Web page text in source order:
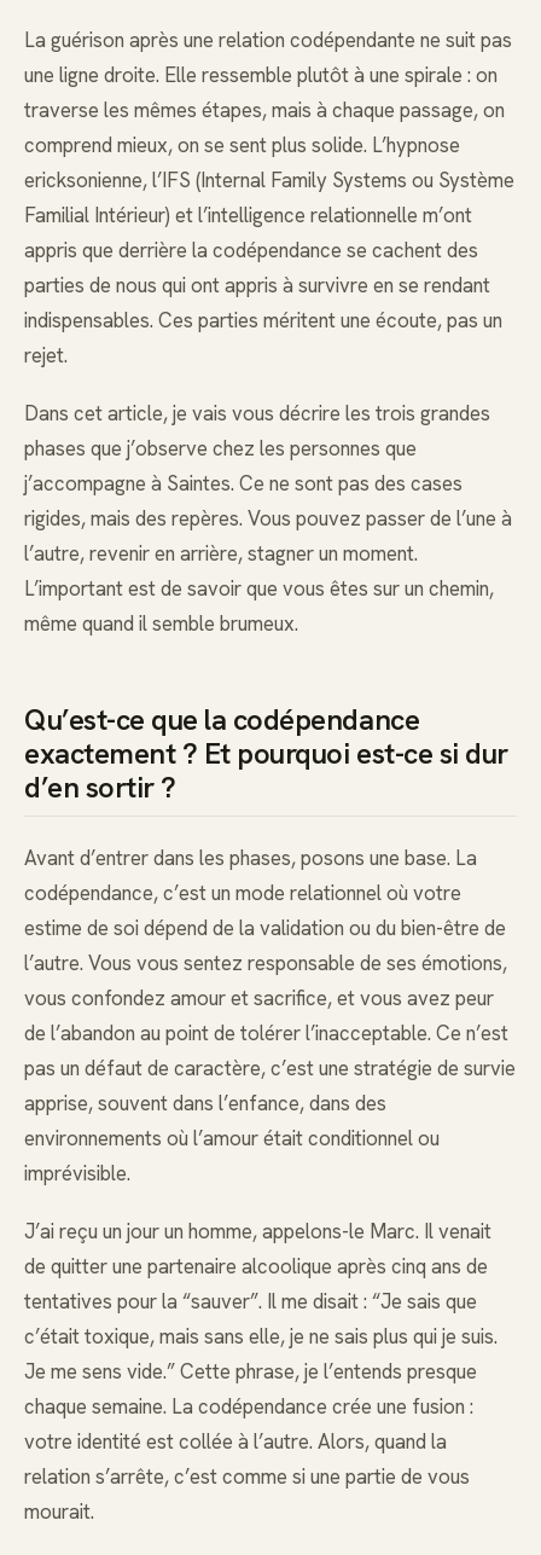
La guérison après une relation codépendante ne suit pas
une ligne droite. Elle ressemble plutôt à une spirale : on
traverse les mêmes étapes, mais à chaque passage, on
comprend mieux, on se sent plus solide. L’hypnose
ericksonienne, l’IFS (Internal Family Systems ou Système
Familial Intérieur) et l’intelligence relationnelle m’ont
appris que derrière la codépendance se cachent des
parties de nous qui ont appris à survivre en se rendant
indispensables. Ces parties méritent une écoute, pas un
rejet.
Dans cet article, je vais vous décrire les trois grandes
phases que j’observe chez les personnes que
j’accompagne à Saintes. Ce ne sont pas des cases
rigides, mais des repères. Vous pouvez passer de l’une à
l’autre, revenir en arrière, stagner un moment.
L’important est de savoir que vous êtes sur un chemin,
même quand il semble brumeux.
Qu’est-ce que la codépendance
exactement ? Et pourquoi est-ce si dur
d’en sortir ?
Avant d’entrer dans les phases, posons une base. La
codépendance, c’est un mode relationnel où votre
estime de soi dépend de la validation ou du bien-être de
l’autre. Vous vous sentez responsable de ses émotions,
vous confondez amour et sacrifice, et vous avez peur
de l’abandon au point de tolérer l’inacceptable. Ce n’est
pas un défaut de caractère, c’est une stratégie de survie
apprise, souvent dans l’enfance, dans des
environnements où l’amour était conditionnel ou
imprévisible.
J’ai reçu un jour un homme, appelons-le Marc. Il venait
de quitter une partenaire alcoolique après cinq ans de
tentatives pour la “sauver”. Il me disait : “Je sais que
c’était toxique, mais sans elle, je ne sais plus qui je suis.
Je me sens vide.” Cette phrase, je l’entends presque
chaque semaine. La codépendance crée une fusion :
votre identité est collée à l’autre. Alors, quand la
relation s’arrête, c’est comme si une partie de vous
mourait.